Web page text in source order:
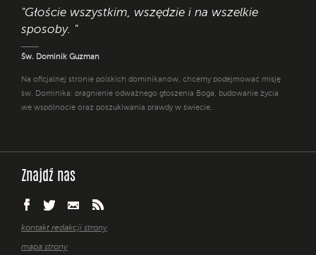
"Głoście wszystkim, wszędzie i na wszelkie
sposoby. "
Św. Dominik Guzman
Na oficjalnej stronie polskich dominikanów, chcemy podejmować misję
św. Dominika: pragnienie odważnego głoszenia Boga, budowanie życia
we wspólnocie oraz poszukiwania prawdy w świecie.
Znajdź nas
kontakt redakcji strony
mapa strony